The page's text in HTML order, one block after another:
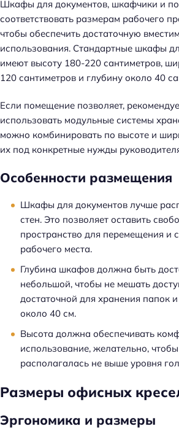
Шкафы для документов, шкафчики и
соответствовать размерам рабочего
чтобы обеспечить достаточную
использования. Стандартные шкафы
имеют высоту 180-220 сантиметров,
120 сантиметров и глубину около 40
Если помещение позволяет,
использовать модульные системы
можно комбинировать по высоте и
их под конкретные нужды
Особенности размещения
Шкафы для документов лучше
стен. Это позволяет оставить
пространство для перемещения и
рабочего места.
Глубина шкафов должна быть
небольшой, чтобы не мешать
достаточной для хранения папок
около 40 см.
Высота должна обеспечивать
использование, желательно,
располагалась не выше уровня
Размеры офисных
Эргономика и размеры